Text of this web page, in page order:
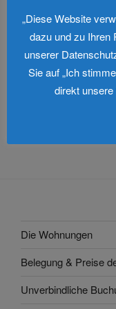
Du musst angemeldet
abzugeben.
Die Wohnungen
Belegung & Preise
Unverbindliche
„Diese Website
dazu und zu Ihren
unserer
Sie auf „Ich
direkt